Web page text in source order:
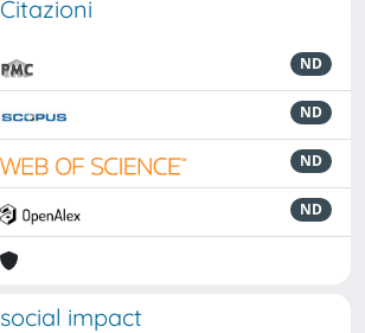
Citazioni
ND
ND
ND
ND
social impact